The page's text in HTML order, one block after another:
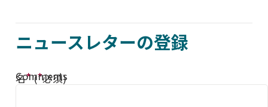
ニュースレターの登録
Comments
名*(*必須)